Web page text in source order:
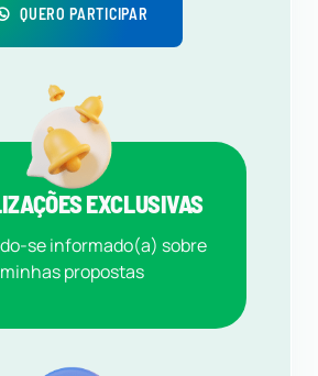
QUERO PARTICIPAR
EXCLUSIVAS
se informado(a) sobre
minhas propostas